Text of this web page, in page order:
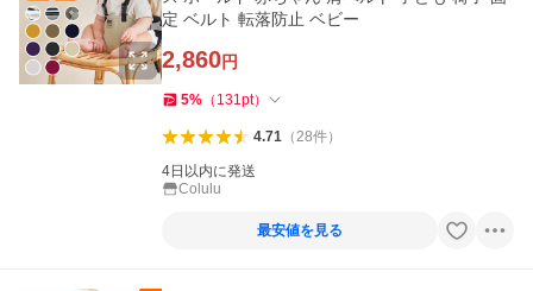
定 ベルト 転落防止 ベビー
2,860円
5% （ 131pt）
4.71（28件）
4日以内に発送
Colulu
最安値を見る